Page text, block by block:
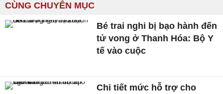
CÙNG CHUYÊN MỤC
Bé trai nghi bị bạo hành đến
tử vong ở Thanh Hóa: Bộ Y
tế vào cuộc
Chi tiết mức hỗ trợ cho